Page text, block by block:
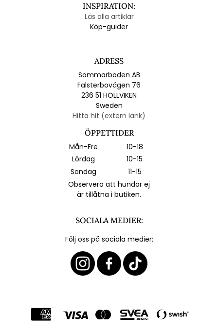
INSPIRATION:
Läs alla artiklar
Köp-guider
ADRESS
Sommarboden AB
Falsterbovägen 76
236 51 HÖLLVIKEN
Sweden
Hitta hit (extern länk)
ÖPPETTIDER
Mån-Fre
10-18
Lördag
10-15
Söndag
11-15
Observera att hundar ej
är tillåtna i butiken.
SOCIALA MEDIER:
Följ oss på sociala medier: